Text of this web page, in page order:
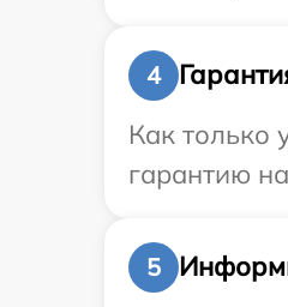
4
Как только
гарантию
5